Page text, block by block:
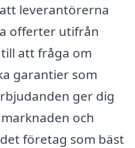
leverantörerna
offerter utifrån
till att fråga om
garantier som
ger dig
och
företag som bäst